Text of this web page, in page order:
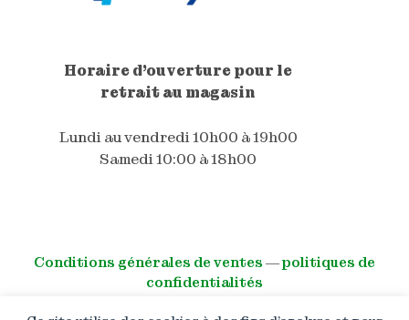
Horaire d'ouverture pour le
retrait au magasin
Lundi au vendredi 10h00 à 19h00
Samedi 10:00 à 18h00
Conditions générales de ventes ―politiques de
confidentialités